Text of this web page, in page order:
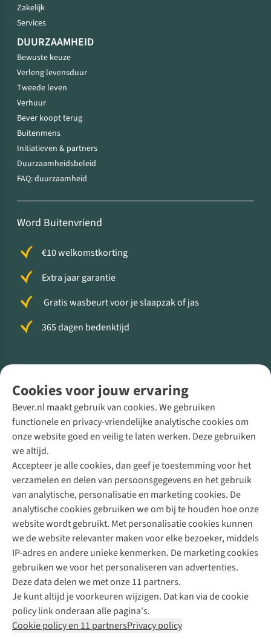
Cookies voor jouw ervaring
Bever.nl maakt gebruik van cookies. We gebruiken
functionele en privacy-vriendelijke analytische cookies om
onze website goed en veilig te laten werken. Deze gebruiken
we altijd.
Accepteer je alle cookies, dan geef je toestemming voor het
verzamelen en delen van persoonsgegevens en het gebruik
van analytische, personalisatie en marketing cookies. De
analytische cookies gebruiken we om bij te houden hoe onze
website wordt gebruikt. Met personalisatie cookies kunnen
we de website relevanter maken voor elke bezoeker, middels
IP-adres en andere unieke kenmerken. De marketing cookies
gebruiken we voor het personaliseren van advertenties.
Deze data delen we met onze 11 partners.
Je kunt altijd je voorkeuren wijzigen. Dat kan via de cookie
policy link onderaan alle pagina's.
Cookie policy en 11 partnersPrivacy policy
Zakelijk
Services
DUURZAAMHEID
Bewuste keuze
Verleng levensduur
Tweede leven
Verhuur
Bever koopt terug
Buitenmens
Initiatieven & partners
Duurzaamheidsbeleid
FAQ: duurzaamheid
Word Buitenvriend
€10 welkomstkorting
Extra jaar garantie
Gratis wasbeurt voor je slaapzak of jas
365 dagen bedenktijd
Direct advies van een Buitenexpert
+31 (0)85 888 50 88
+31 6 12 28 49 80
Contactformulier